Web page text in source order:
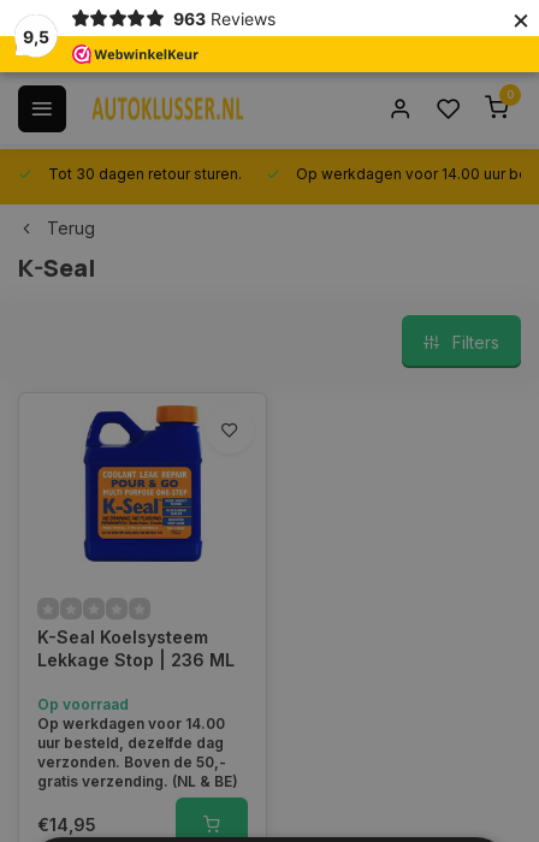
9,5
963 Reviews ×
0
Tot 30 dagen retour sturen. Op werkdagen voor 14.00 uur
Terug
K-Seal
Filters
K-Seal Koelsysteem
Lekkage Stop | 236 ML
Op voorraad
Op werkdagen voor 14.00
uur besteld, dezelfde dag
verzonden. Boven de 50,-
gratis verzending. (NL & BE)
€14,95